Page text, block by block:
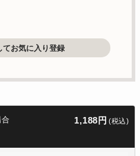
てお気に入り登録
1,188円 (税込)